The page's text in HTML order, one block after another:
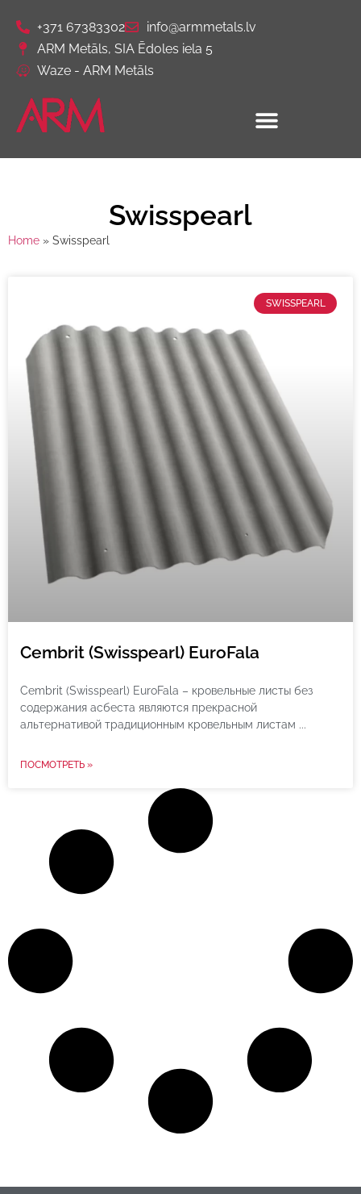
+371 67383302
info@armmetals.lv
ARM Metāls, SIA Ēdoles iela 5
Waze - ARM Metāls
Swisspearl
Home » Swisspearl
SWISSPEARL
Cembrit (Swisspearl) EuroFala
Cembrit (Swisspearl) EuroFala – кровельные листы без
содержания асбеста являются прекрасной
альтернативой традиционным кровельным листам
ПОСМОТРЕТЬ »